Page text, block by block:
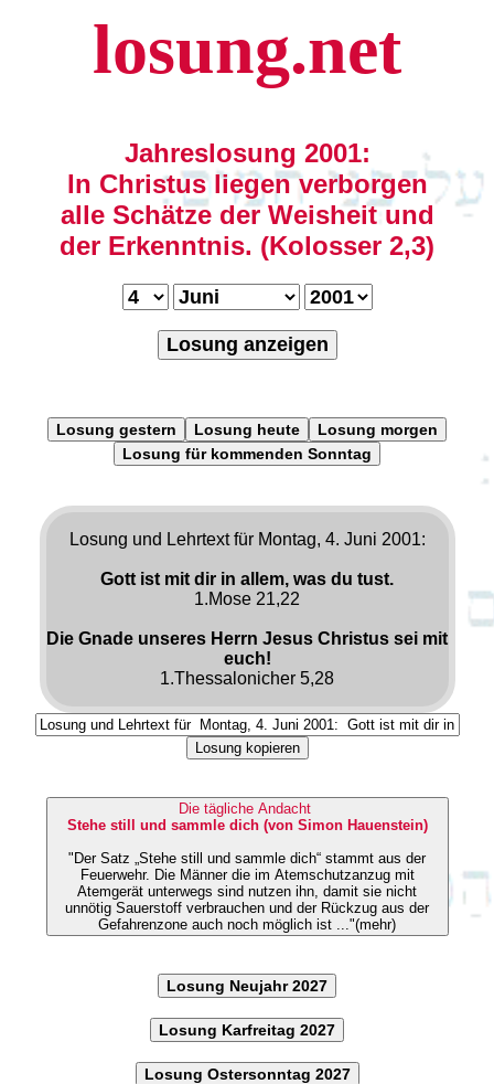
losung.net
Jahreslosung 2001:
In Christus liegen verborgen
alle Schätze der Weisheit und
der Erkenntnis. (Kolosser 2,3)
Losung anzeigen
Losung gestern Losung heute
Losung morgen
Losung für kommenden Sonntag
Losung und Lehrtext für Montag, 4. Juni 2001:
Gott ist mit dir in allem, was du tust.
1.Mose 21,22
Die Gnade unseres Herrn Jesus Christus sei mit
euch!
1.Thessalonicher 5,28
Losung kopieren
Die tägliche Andacht
Stehe still und sammle dich (von Simon Hauenstein)
"Der Satz „Stehe still und sammle dich“ stammt aus der
Feuerwehr. Die Männer die im Atemschutzanzug mit
Atemgerät unterwegs sind nutzen ihn, damit sie nicht
unnötig Sauerstoff verbrauchen und der Rückzug aus der
Gefahrenzone auch noch möglich ist ..."(mehr)
Losung Neujahr 2027
Losung Karfreitag 2027
Losung Ostersonntag 2027